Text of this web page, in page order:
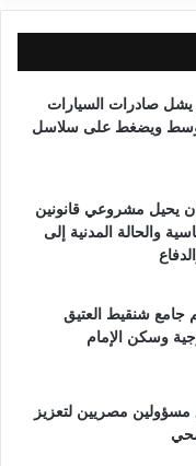
صادرات السيارات
ويضغط على سلاسل
يحيل مشروعي قانونين
والحالة المدنية إلى
جامع شنقيط العتيق
وسكن الإمام
مصريين لتعزيز